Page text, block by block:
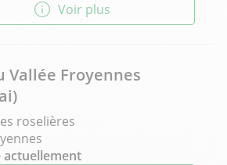
Voir plus
Vallée Froyennes
roselières
actuellement